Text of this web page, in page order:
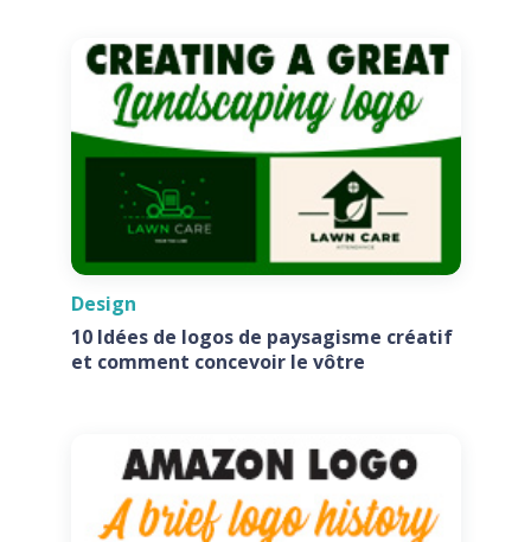
Design
10 Idées de logos de paysagisme créatif
et comment concevoir le vôtre